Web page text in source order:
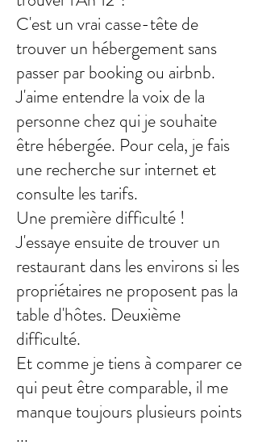
C'est un vrai casse-tête de
trouver un hébergement sans
passer par booking ou airbnb.
J'aime entendre la voix de la
personne chez qui je souhaite
être hébergée. Pour cela, je fais
une recherche sur internet et
consulte les tarifs.
Une première difficulté !
J'essaye ensuite de trouver un
restaurant dans les environs si les
propriétaires ne proposent pas la
table d'hôtes. Deuxième
difficulté.
Et comme je tiens à comparer ce
qui peut être comparable, il me
manque toujours plusieurs points
...